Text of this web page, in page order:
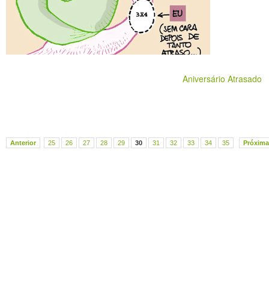
Aniversário Atrasado
Anterior 25 26 27 28 29 30 31 32 33 34 35 Próxima